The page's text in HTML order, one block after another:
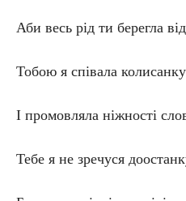
Аби весь рід ти берегла
Тобою я співала колисанку
І промовляла ніжності
Тебе я не зречуся